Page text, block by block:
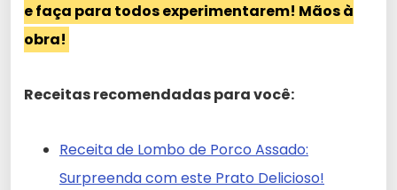
e faça para todos experimentarem! Mãos à
obra!
Receitas recomendadas para você:
Receita de Lombo de Porco Assado:
Surpreenda com este Prato Delicioso!